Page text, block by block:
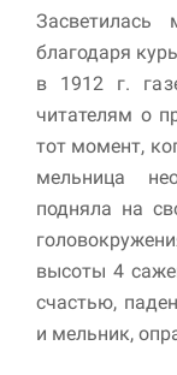
Засветилась
благодаря
в 1912 г.
читателям о
тот момент,
мельница
подняла на
высоты 4
счастью,
и мельник,